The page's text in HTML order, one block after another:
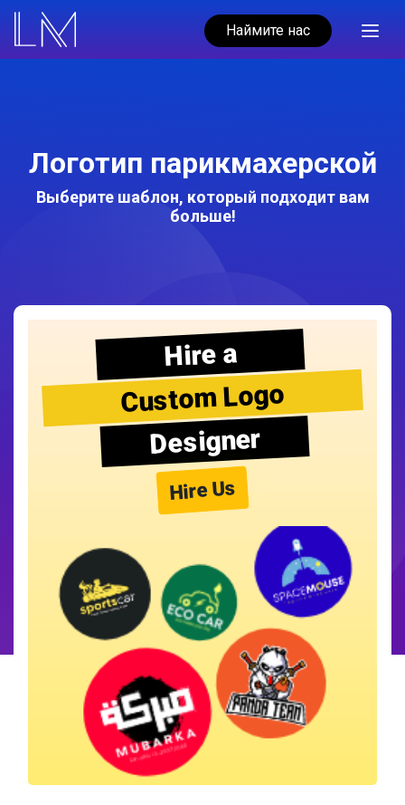
Наймите нас
Логотип парикмахерской
Выберите шаблон, который подходит вам
больше!
Hire a
Custom Logo
Designer
Hire Us